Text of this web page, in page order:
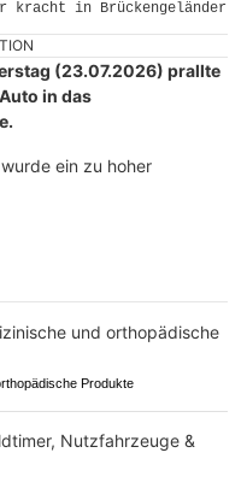
(23.07.2026) prallte
in das
ein zu hoher
Produkte